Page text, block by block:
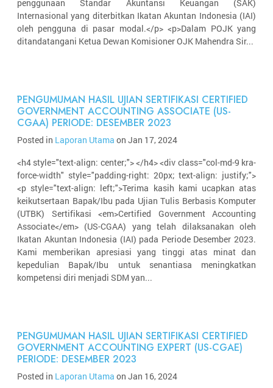
penggunaan Standar Akuntansi Keuangan (SAK)
Internasional yang diterbitkan Ikatan Akuntan Indonesia (IAI)
oleh pengguna di pasar modal.</p> <p>Dalam POJK yang
ditandatangani Ketua Dewan Komisioner OJK Mahendra Sir...
PENGUMUMAN HASIL UJIAN SERTIFIKASI CERTIFIED
GOVERNMENT ACCOUNTING ASSOCIATE (US-
CGAA) PERIODE: DESEMBER 2023
Posted in Laporan Utama on Jan 17, 2024
<h4 style="text-align: center;"> </h4> <div class="col-md-9 kra-
force-width" style="padding-right: 20px; text-align: justify;">
<p style="text-align: left;">Terima kasih kami ucapkan atas
keikutsertaan Bapak/Ibu pada Ujian Tulis Berbasis Komputer
(UTBK) Sertifikasi <em>Certified Government Accounting
Associate</em> (US-CGAA) yang telah dilaksanakan oleh
Ikatan Akuntan Indonesia (IAI) pada Periode Desember 2023.
Kami memberikan apresiasi yang tinggi atas minat dan
kepedulian Bapak/Ibu untuk senantiasa meningkatkan
kompetensi diri menjadi SDM yan...
PENGUMUMAN HASIL UJIAN SERTIFIKASI CERTIFIED
GOVERNMENT ACCOUNTING EXPERT (US-CGAE)
PERIODE: DESEMBER 2023
Posted in Laporan Utama on Jan 16, 2024